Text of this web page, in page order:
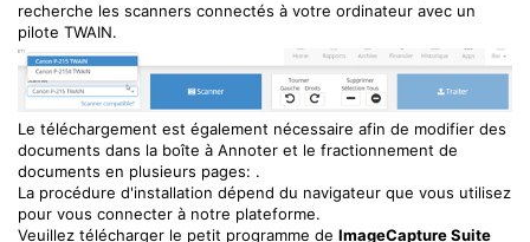
recherche les scanners connectés à votre ordinateur avec un
pilote TWAIN.
Le téléchargement est également nécessaire afin de modifier des
documents dans la boîte à Annoter et le fractionnement de
documents en plusieurs pages: .
La procédure d'installation dépend du navigateur que vous utilisez
pour vous connecter à notre plateforme.
Veuillez télécharger le petit programme de ImageCapture Suite